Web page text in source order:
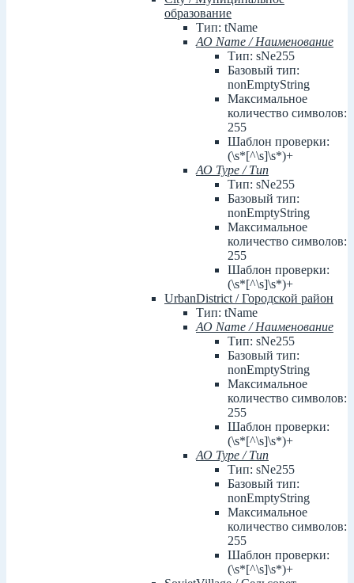
образование
Тип: tName
АО Name / Наименование
Тип: sNe255
Базовый тип:
nonEmptyString
Максимальное
количество символов:
255
Шаблон проверки:
(\s*[^\s]\s*)+
АО Type / Тип
Тип: sNe255
Базовый тип:
nonEmptyString
Максимальное
количество символов:
255
Шаблон проверки:
(\s*[^\s]\s*)+
UrbanDistrict / Городской район
Тип: tName
АО Name / Наименование
Тип: sNe255
Базовый тип:
nonEmptyString
Максимальное
количество символов:
255
Шаблон проверки:
(\s*[^\s]\s*)+
АО Type / Тип
Тип: sNe255
Базовый тип:
nonEmptyString
Максимальное
количество символов:
255
Шаблон проверки:
(\s*[^\s]\s*)+